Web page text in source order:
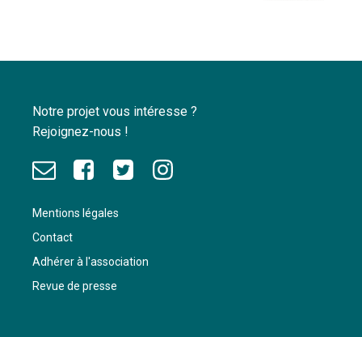
Notre projet vous intéresse ?
Rejoignez-nous !
Mentions légales
Contact
Adhérer à l'association
Revue de presse